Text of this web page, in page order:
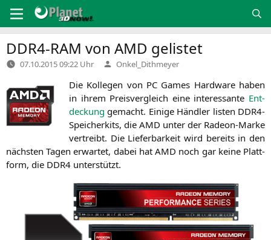
Inhalt
springen
DDR4-RAM von AMD gelistet
07.10.2015 09:22 Uhr Verfasst
von
Onkel_Dithmeyer
Die Kol­le­gen von PC Games Hard­ware haben
in ihrem Preis­ver­gleich eine inter­es­san­te Ent­
de­ckung gemacht. Eini­ge Händ­ler lis­ten DDR4-
Spei­cher­kits, die AMD unter der Rade­on-Mar­ke
ver­treibt. Die Lie­fer­bar­keit wird bereits in den
nächs­ten Tagen erwar­tet, dabei hatAMD noch gar kei­ne Platt­
form, die DDR4 unterstützt.